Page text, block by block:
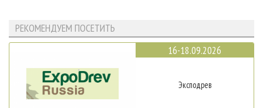
РЕКОМЕНДУЕМ ПОСЕТИТЬ
16-18.09.2026
Эксподрев